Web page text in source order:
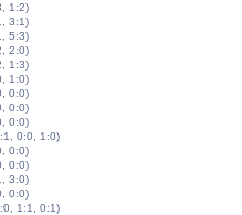
1:2)
3:1)
5:3)
2:0)
1:3)
1:0)
0:0)
0:0)
0:0)
0:0, 1:0)
0:0)
0:0)
3:0)
0:0)
1:1, 0:1)